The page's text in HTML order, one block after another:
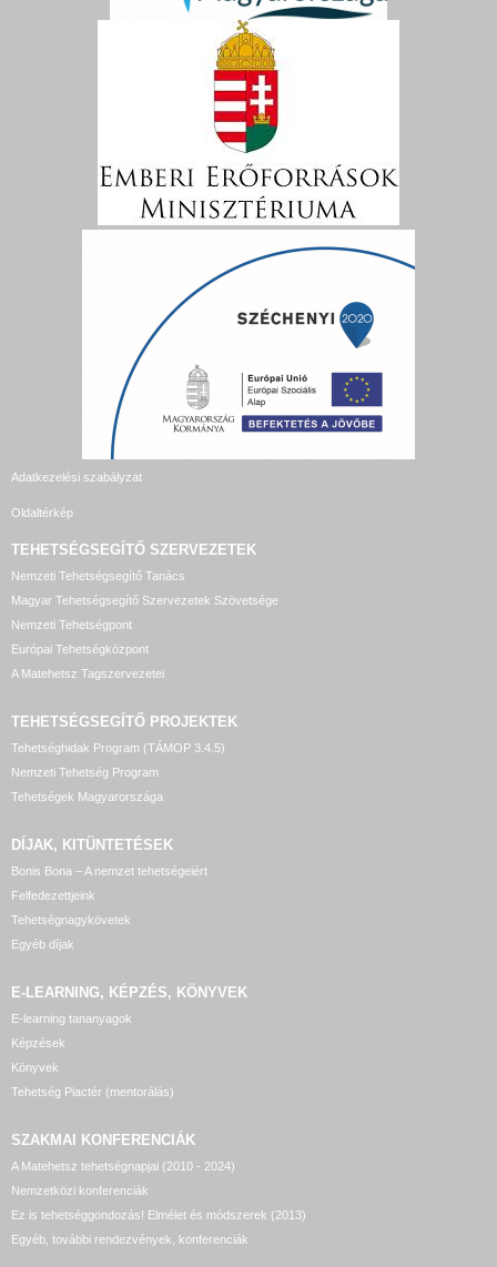
Adatkezelési szabályzat
Oldaltérkép
TEHETSÉGSEGÍTŐ SZERVEZETEK
Nemzeti Tehetségsegítő Tanács
Magyar Tehetségsegítő Szervezetek Szövetsége
Nemzeti Tehetségpont
Európai Tehetségközpont
A Matehetsz Tagszervezetei
TEHETSÉGSEGÍTŐ PROJEKTEK
Tehetséghidak Program (TÁMOP 3.4.5)
Nemzeti Tehetség Program
Tehetségek Magyarországa
DÍJAK, KITÜNTETÉSEK
Bonis Bona – A nemzet tehetségeiért
Felfedezettjeink
Tehetségnagykövetek
Egyéb díjak
E-LEARNING, KÉPZÉS, KÖNYVEK
E-learning tananyagok
Képzések
Könyvek
Tehetség Piactér (mentorálás)
SZAKMAI KONFERENCIÁK
A Matehetsz tehetségnapjai (2010 - 2024)
Nemzetközi konferenciák
Ez is tehetséggondozás! Elmélet és módszerek (2013)
Egyéb, további rendezvények, konferenciák